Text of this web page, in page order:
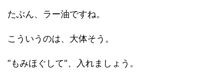
たぶん、ラー油ですね。
こういうのは、大体そう。
“もみほぐして”、入れましょう。